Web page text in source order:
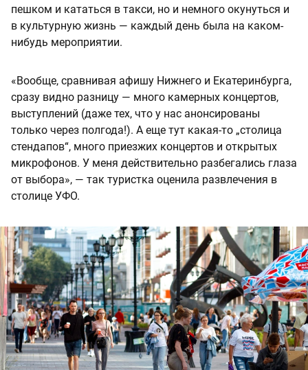
пешком и кататься в такси, но и немного окунуться и
в культурную жизнь — каждый день была на каком-
нибудь мероприятии.
«Вообще, сравнивая афишу Нижнего и Екатеринбурга,
сразу видно разницу — много камерных концертов,
выступлений (даже тех, что у нас анонсированы
только через полгода!). А еще тут какая-то „столица
стендапов“, много приезжих концертов и открытых
микрофонов. У меня действительно разбегались глаза
от выбора», — так туристка оценила развлечения в
столице УФО.